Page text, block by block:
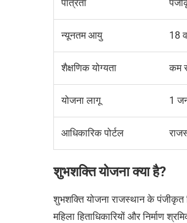
पात्रता
न्यूनतम आयु 18
शैक्षणिक योग्यता कम
योजना लागू 1
आधिकारिक पोर्टल
शुभशक्ति योजना क्या है?
शुभशक्ति योजना राजस्थान के पंजीकृत
महिला हिताधिकारियों और निर्माण